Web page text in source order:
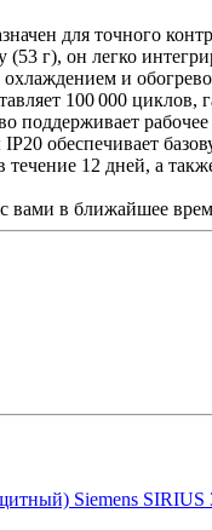
для точного
(53 г), он легко
и
100 000
поддерживает
обеспечивает
12 дней, а
вами в ближайшее
Siemens